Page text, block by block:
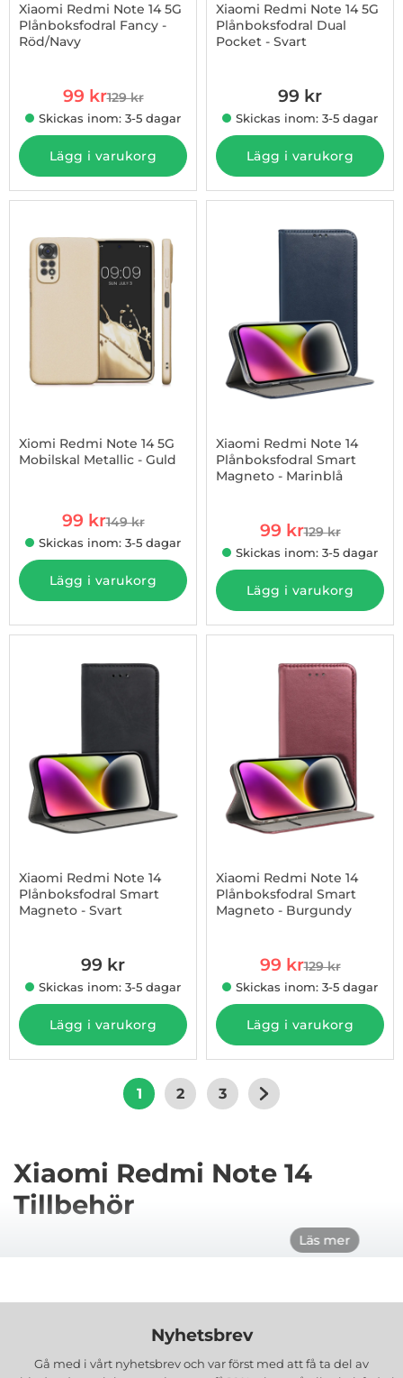
Xiaomi Redmi Note 14 5G
Plånboksfodral Fancy -
Röd/Navy
rea pris
99 krtidigare pris
129 kr
Skickas inom: 3-5 dagar
Lägg i varukorg
Xiaomi Redmi Note 14 5G
Plånboksfodral Dual
Pocket - Svart
99 kr
Skickas inom: 3-5 dagar
Lägg i varukorg
-34%
Xiomi Redmi Note 14 5G
Mobilskal Metallic - Guld
rea pris
99 krtidigare pris
149 kr
Skickas inom: 3-5 dagar
Lägg i varukorg
Xiaomi Redmi Note 14
Plånboksfodral Smart
Magneto - Marinblå
rea pris
99 krtidigare pris
129 kr
Skickas inom: 3-5 dagar
Lägg i varukorg
Xiaomi Redmi Note 14
Plånboksfodral Smart
Magneto - Svart
99 kr
Skickas inom: 3-5 dagar
Lägg i varukorg
Xiaomi Redmi Note 14
Plånboksfodral Smart
Magneto - Burgundy
rea pris
99 krtidigare pris
129 kr
Skickas inom: 3-5 dagar
Lägg i varukorg
1 2 3
Läs mer
Xiaomi Redmi Note 14
Tillbehör
för att bevara dess utseende och funktionalitet. Vi
erbjuder en mängd olika skal och fodral som inte
Nyhetsbrev
Gå med i vårt nyhetsbrev och var först med att få ta del av